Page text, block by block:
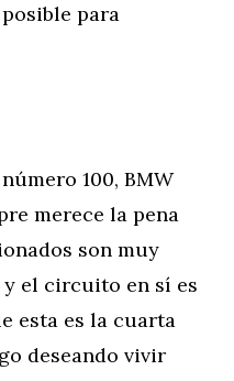
para
100, BMW
merece la pena
son muy
el circuito en sí es
esta es la cuarta
deseando vivir